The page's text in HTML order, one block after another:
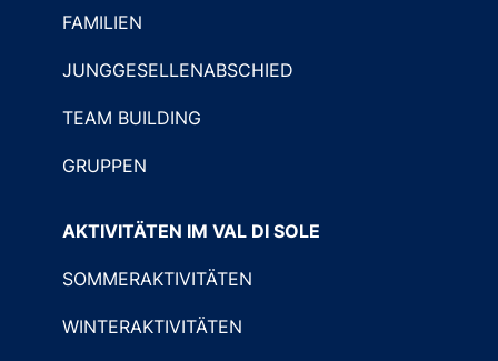
FAMILIEN
JUNGGESELLENABSCHIED
TEAM BUILDING
GRUPPEN
AKTIVITÄTEN IM VAL DI SOLE
SOMMERAKTIVITÄTEN
WINTERAKTIVITÄTEN